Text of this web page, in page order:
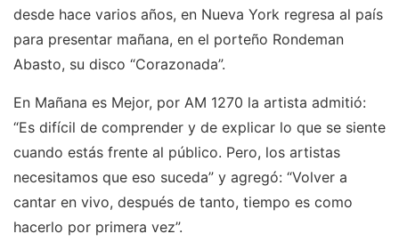
desde hace varios años, en Nueva York regresa al país
para presentar mañana, en el porteño Rondeman
Abasto, su disco “Corazonada”.
En Mañana es Mejor, por AM 1270 la artista admitió:
“Es difícil de comprender y de explicar lo que se siente
cuando estás frente al público. Pero, los artistas
necesitamos que eso suceda” y agregó: “Volver a
cantar en vivo, después de tanto, tiempo es como
hacerlo por primera vez”.